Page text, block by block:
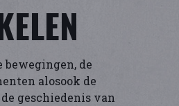
bewegingen, de
alosook de
geschiedenis van